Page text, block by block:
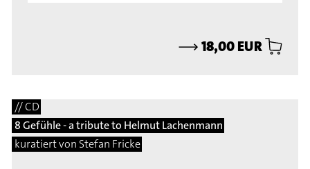
⟶18,00 EUR
// CD
8 Gefühle - a tribute to Helmut Lachenmann
kuratiert von Stefan Fricke